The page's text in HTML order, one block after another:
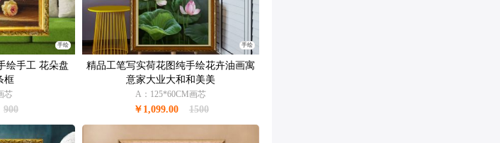
手绘
绘手工 花朵盘
框
芯
900
手绘
精品工笔写实荷花图纯手绘花卉油画寓
意家大业大和和美美
A：125*60CM画芯
￥1,099.00 1500